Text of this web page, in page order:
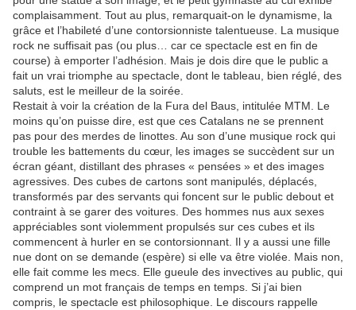
complaisamment. Tout au plus, remarquait-on le dynamisme, la
grâce et l’habileté d’une contorsionniste talentueuse. La musique
rock ne suffisait pas (ou plus… car ce spectacle est en fin de
course) à emporter l’adhésion. Mais je dois dire que le public a
fait un vrai triomphe au spectacle, dont le tableau, bien réglé, des
saluts, est le meilleur de la soirée.
Restait à voir la création de la Fura del Baus, intitulée MTM. Le
moins qu’on puisse dire, est que ces Catalans ne se prennent
pas pour des merdes de linottes. Au son d’une musique rock qui
trouble les battements du cœur, les images se succèdent sur un
écran géant, distillant des phrases « pensées » et des images
agressives. Des cubes de cartons sont manipulés, déplacés,
transformés par des servants qui foncent sur le public debout et
contraint à se garer des voitures. Des hommes nus aux sexes
appréciables sont violemment propulsés sur ces cubes et ils
commencent à hurler en se contorsionnant. Il y a aussi une fille
nue dont on se demande (espère) si elle va être violée. Mais non,
elle fait comme les mecs. Elle gueule des invectives au public, qui
comprend un mot français de temps en temps. Si j’ai bien
compris, le spectacle est philosophique. Le discours rappelle